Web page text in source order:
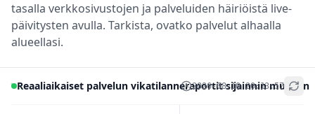
tasalla verkkosivustojen ja palveluiden häiriöistä live-
päivitysten avulla. Tarkista, ovatko palvelut alhaalla
alueellasi.
Reaaliaikaiset palvelun vikatilanneraportit sijainnin mukaan
2026-08-10 20:13:57
+